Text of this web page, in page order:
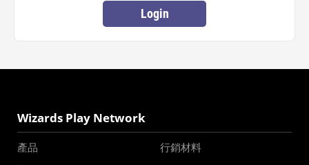
Login
Wizards Play Network
產品
行銷材料